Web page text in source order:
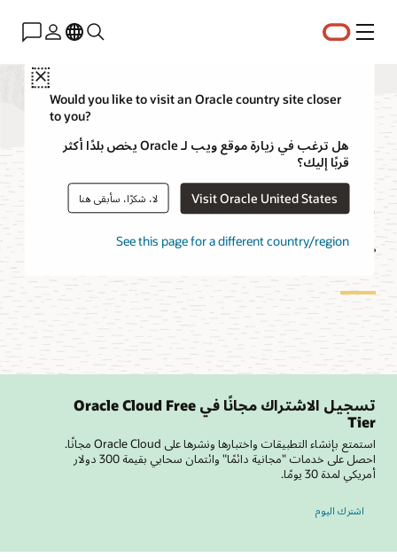
القائمة
Close
Would you like to visit an Oracle country site closer
to you?
هل ترغب في زيارة موقع ويب لـ Oracle يخص بلدًا أكثر
قربًا إليك؟
Visit Oracle United States لا، شكرًا، سأبقى هنا
See this page for a different country/region
الأسئلة الأكثر شيوعًا
حول OCI Cloud Free
Tier
تسجيل الاشتراك مجانًا في Oracle Cloud Free
Tier
استمتع بإنشاء التطبيقات واختبارها ونشرها على Oracle Cloud مجانًا.
احصل على خدمات "مجانية دائمًا" وائتمان سحابي بقيمة 300 دولار
أمريكي لمدة 30 يومًا.
اشترك اليوم